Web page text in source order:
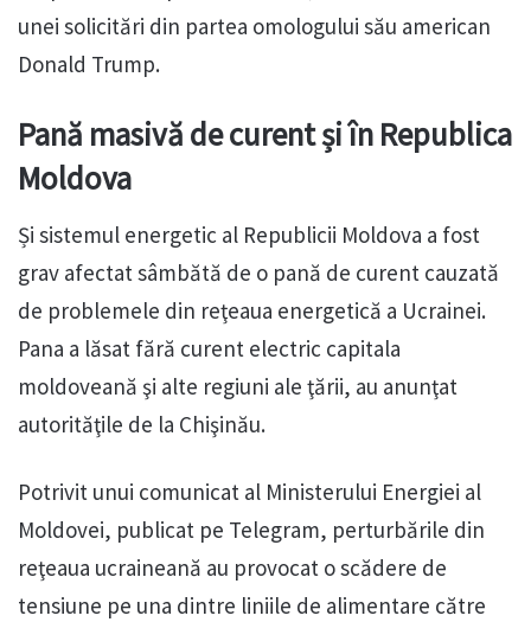
unei solicitări din partea omologului său american
Donald Trump.
Pană masivă de curent și în Republica
Moldova
Și sistemul energetic al Republicii Moldova a fost
grav afectat sâmbătă de o pană de curent cauzată
de problemele din reţeaua energetică a Ucrainei.
Pana a lăsat fără curent electric capitala
moldoveană şi alte regiuni ale ţării, au anunţat
autorităţile de la Chişinău.
Potrivit unui comunicat al Ministerului Energiei al
Moldovei, publicat pe Telegram, perturbările din
reţeaua ucraineană au provocat o scădere de
tensiune pe una dintre liniile de alimentare către